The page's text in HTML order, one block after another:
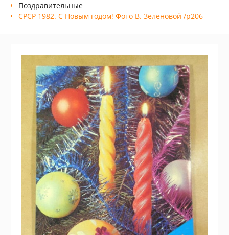
Поздравительные
СРСР 1982. С Новым годом! Фото В. Зеленовой /р206